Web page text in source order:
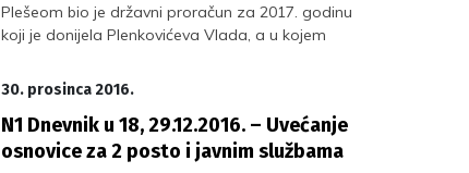
Plešeom bio je državni proračun za 2017. godinu
koji je donijela Plenkovićeva Vlada, a u kojem
skupinama, ponovno nije bilo mjesta za dospjele
obveze Vlade prema zaposlenima u javnim
službama.
30. prosinca 2016.
N1 Dnevnik u 18, 29.12.2016. – Uvećanje
osnovice za 2 posto i javnim službama